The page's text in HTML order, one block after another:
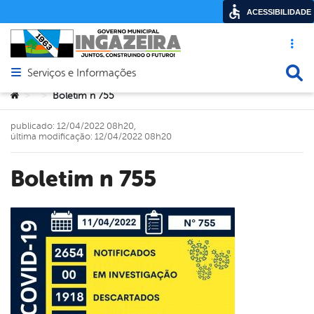
Acesso
Abrir menu principal de navegação
Serviços e Informações
Você está aqui:
> > Boletim n 755
Boletim n 755
publicado: 12/04/2022 08h20,
última modificação: 12/04/2022 08h20
ACESSIBILIDADE